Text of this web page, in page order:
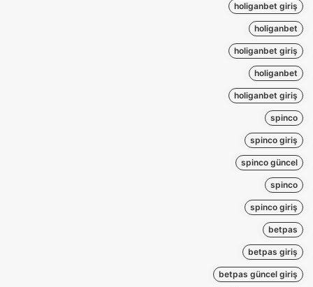
holiganbet giriş
holiganbet
holiganbet giriş
holiganbet
holiganbet giriş
spinco
spinco giriş
spinco güncel
spinco
spinco giriş
betpas
betpas giriş
betpas güncel giriş